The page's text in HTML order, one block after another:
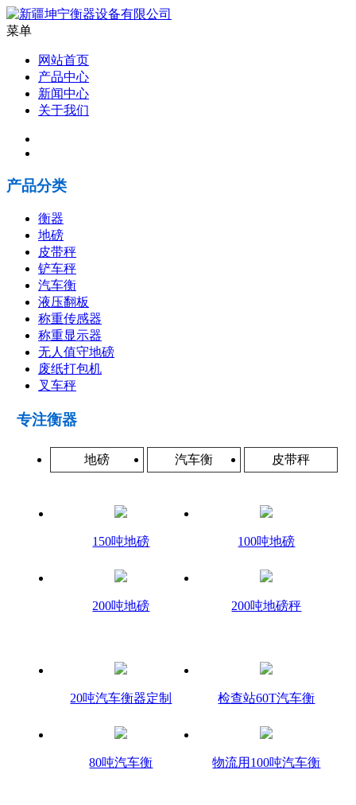
菜单
网站首页
产品中心
新闻中心
关于我们
产品分类
衡器
地磅
皮带秤
铲车秤
汽车衡
液压翻板
称重传感器
称重显示器
无人值守地磅
废纸打包机
叉车秤
专注衡器
地磅 汽车衡 皮带秤
150吨地磅 100吨地磅
200吨地磅 200吨地磅秤
20吨汽车衡器定制 检查站60T汽车衡
80吨汽车衡 物流用100吨汽车衡